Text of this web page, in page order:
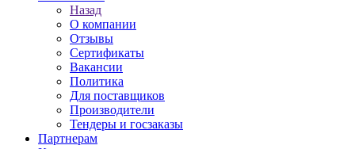
Назад
О компании
Отзывы
Сертификаты
Вакансии
Политика
Для поставщиков
Производители
Тендеры и госзаказы
Партнерам